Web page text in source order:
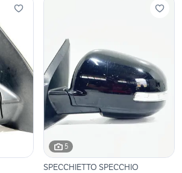
5
SPECCHIETTO SPECCHIO